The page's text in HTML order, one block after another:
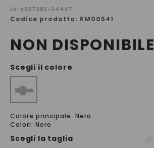
ID: a327283-24447
Codice prodotto: RM00541
NON DISPONIBILE
Scegli il colore
Colore principale: Nero
Colori: Nero
Scegli la taglia